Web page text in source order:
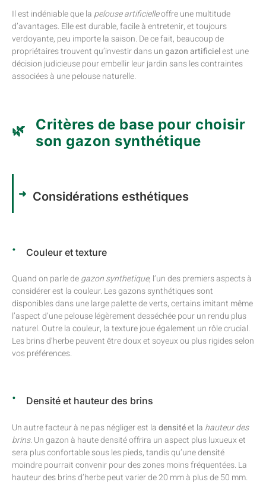
Il est indéniable que la pelouse artificielleoffre une multitude
d’avantages. Elle est durable, facile à entretenir, et toujours
verdoyante, peu importe la saison. De ce fait, beaucoup de
propriétaires trouvent qu’investir dans ungazon artificielest une
décision judicieuse pour embellir leur jardin sans les contraintes
associées à une pelouse naturelle.
Critères de base pour choisir
son gazon synthétique
Considérations esthétiques
Couleur et texture
Quand on parle degazon synthetique, l’un des premiers aspects à
considérer est la couleur. Les gazons synthétiques sont
disponibles dans une large palette de verts, certains imitant même
l’aspect d’une pelouse légèrement desséchée pour un rendu plus
naturel. Outre la couleur, la texture joue également un rôle crucial.
Les brins d’herbe peuvent être doux et soyeux ou plus rigides selon
vos préférences.
Densité et hauteur des brins
Un autre facteur à ne pas négliger est ladensitéet la hauteur des
brins. Un gazon à haute densité offrira un aspect plus luxueux et
sera plus confortable sous les pieds, tandis qu’une densité
moindre pourrait convenir pour des zones moins fréquentées. La
hauteur des brins d’herbe peut varier de 20 mm à plus de 50 mm.